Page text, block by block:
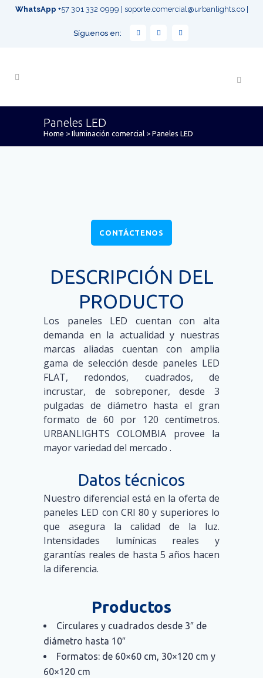
WhatsApp +57 301 332 0999 soporte.comercial@urbanlights.co|
Síguenos en:
Paneles LED
Home > Iluminación comercial > Paneles LED
CONTÁCTENOS
DESCRIPCIÓN DEL
PRODUCTO
Los paneles LED cuentan con alta
demanda en la actualidad y nuestras
marcas aliadas cuentan con amplia
gama de selección desde paneles LED
FLAT, redondos, cuadrados, de
incrustar, de sobreponer, desde 3
pulgadas de diámetro hasta el gran
formato de 60 por 120 centímetros.
URBANLIGHTS COLOMBIA provee la
mayor variedad del mercado .
Datos técnicos
Nuestro diferencial está en la oferta de
paneles LED con CRI 80 y superiores lo
que asegura la calidad de la luz.
Intensidades lumínicas reales y
garantías reales de hasta 5 años hacen
la diferencia.
Productos
Circulares y cuadrados desde 3″ de
diámetro hasta 10″
Formatos: de 60×60 cm, 30×120 cm y
60×120 cm